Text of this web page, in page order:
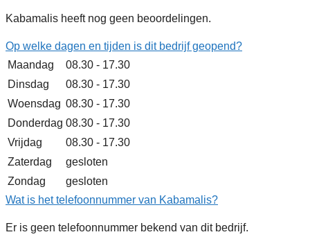
Kabamalis heeft nog geen beoordelingen.
Op welke dagen en tijden is dit bedrijf geopend?
Maandag
08.30 - 17.30
Dinsdag
08.30 - 17.30
Woensdag 08.30 - 17.30
Donderdag 08.30 - 17.30
Vrijdag
08.30 - 17.30
Zaterdag
gesloten
Zondag
gesloten
Wat is het telefoonnummer van Kabamalis?
Er is geen telefoonnummer bekend van dit bedrijf.